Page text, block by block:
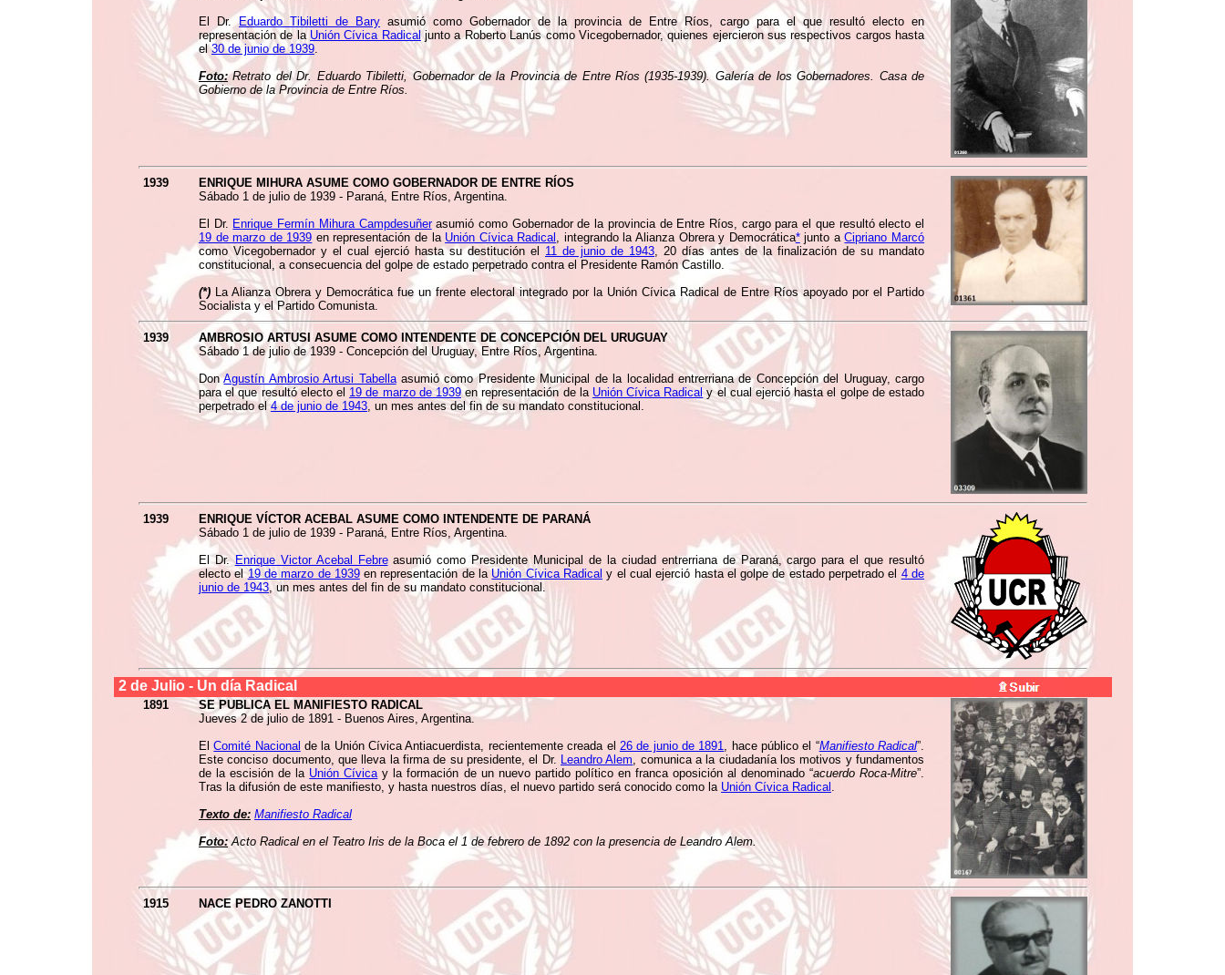
El Dr.Eduardo Tibiletti de Bary asumió como Gobernador de la provincia de Entre Ríos, cargo para el que resultó electo en
representación de la Unión Cívica Radicaljunto a Roberto Lanús como Vicegobernador, quienes ejercieron sus respectivos cargos hasta
el30 de junio de 1939.
Foto:Retrato del Dr. Eduardo Tibiletti, Gobernador de la Provincia de Entre Ríos (1935-1939). Galería de los Gobernadores. Casa de
Gobierno de la Provincia de Entre Ríos.
1939
ENRIQUE MIHURA ASUME COMO GOBERNADOR DE ENTRE RÍOS
Sábado 1 de julio de 1939 - Paraná, Entre Ríos, Argentina.
El Dr. Enrique Fermín Mihura Campdesuñerasumió como Gobernador de la provincia de Entre Ríos, cargo para el que resultó electo el
19 de marzo de 1939 en representación de la Unión Cívica Radical , integrando la Alianza Obrera y Democrática*junto aCipriano Marcó
como Vicegobernador y el cual ejerció hasta su destitución el 11 de junio de 1943, 20 días antes de la finalización de su mandato
constitucional, a consecuencia del golpe de estado perpetrado contra el Presidente Ramón Castillo.
(*) La Alianza Obrera y Democrática fue un frente electoral integrado por la Unión Cívica Radical de Entre Ríos apoyado por el Partido
Socialista y el Partido Comunista.
1939
AMBROSIO ARTUSI ASUME COMO INTENDENTE DE CONCEPCIÓN DEL URUGUAY
Sábado 1 de julio de 1939 - Concepción del Uruguay, Entre Ríos, Argentina.
DonAgustín Ambrosio Artusi Tabellaasumió como Presidente Municipal de la localidad entrerriana de Concepción del Uruguay, cargo
para el que resultó electo el 19 de marzo de 1939en representación de la Unión Cívica Radicaly el cual ejerció hasta el golpe de estado
perpetrado el4 de junio de 1943, un mes antes del fin de su mandato constitucional.
1939
ENRIQUE VÍCTOR ACEBAL ASUME COMO INTENDENTE DE PARANÁ
Sábado 1 de julio de 1939 - Paraná, Entre Ríos, Argentina.
El Dr.Enrique Victor Acebal Febreasumió como Presidente Municipal de la ciudad entrerriana de Paraná, cargo para el que resultó
electo el19 de marzo de 1939en representación de laUnión Cívica Radical y el cual ejerció hasta el golpe de estado perpetrado el 4 de
junio de 1943, un mes antes del fin de su mandato constitucional.
2 de Julio - Un día Radical
1891
SE PUBLICA EL MANIFIESTO RADICAL
Jueves 2 de julio de 1891 - Buenos Aires, Argentina.
ElComité Nacional de la Unión Cívica Antiacuerdista, recientemente creada el 26 de junio de 1891, hace público el “Manifiesto Radical”.
Este conciso documento, que lleva la firma de su presidente, el Dr. Leandro Alem, comunica a la ciudadanía los motivos y fundamentos
de la escisión de la Unión Cívicay la formación de un nuevo partido político en franca oposición al denominado “acuerdo Roca-Mitre”.
Tras la difusión de este manifiesto, y hasta nuestros días, el nuevo partido será conocido como la Unión Cívica Radical .
Texto de: Manifiesto Radical
Foto:Acto Radical en el Teatro Iris de la Boca el 1 de febrero de 1892 con la presencia de Leandro Alem.
1915 NACE PEDRO ZANOTTI